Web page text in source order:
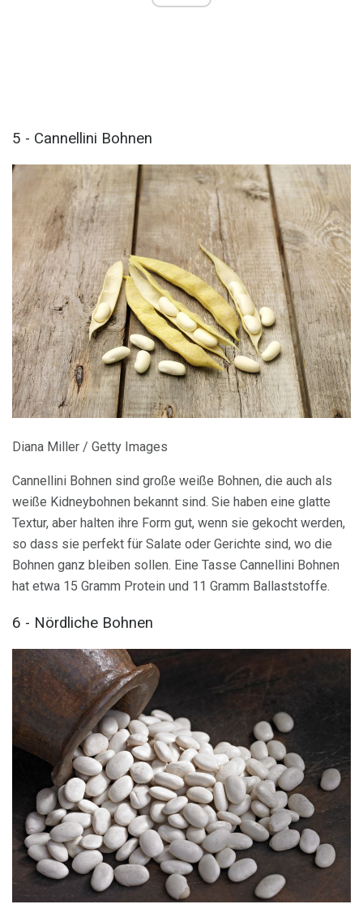
5 - Cannellini Bohnen
Diana Miller / Getty Images
Cannellini Bohnen sind große weiße Bohnen, die auch als
weiße Kidneybohnen bekannt sind. Sie haben eine glatte
Textur, aber halten ihre Form gut, wenn sie gekocht werden,
so dass sie perfekt für Salate oder Gerichte sind, wo die
Bohnen ganz bleiben sollen. Eine Tasse Cannellini Bohnen
hat etwa 15 Gramm Protein und 11 Gramm Ballaststoffe.
6 - Nördliche Bohnen